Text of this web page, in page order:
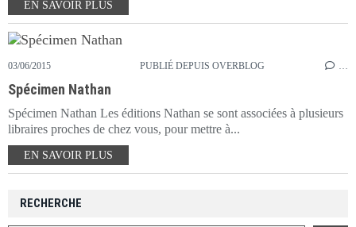
EN SAVOIR PLUS
03/06/2015 PUBLIÉ DEPUIS OVERBLOG
Spécimen Nathan
Spécimen Nathan Les éditions Nathan se sont associées à plusieurs
libraires proches de chez vous, pour mettre à...
EN SAVOIR PLUS
RECHERCHE